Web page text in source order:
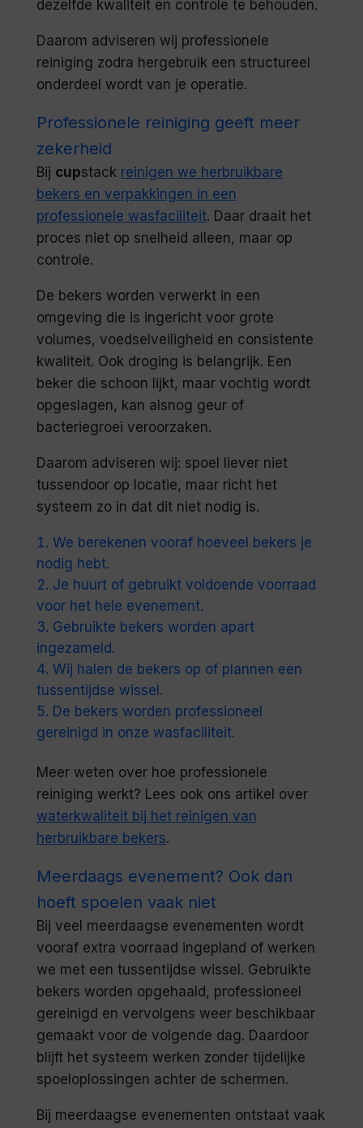
dezelfde kwaliteit en controle te behouden.
Daarom adviseren wij professionele
reiniging zodra hergebruik een structureel
onderdeel wordt van je operatie.
Professionele reiniging geeft meer
zekerheid
Bij cupstack reinigen we herbruikbare
bekers en verpakkingen in een
professionele wasfaciliteit. Daar draait het
proces niet op snelheid alleen, maar op
controle.
De bekers worden verwerkt in een
omgeving die is ingericht voor grote
volumes, voedselveiligheid en consistente
kwaliteit. Ook droging is belangrijk. Een
beker die schoon lijkt, maar vochtig wordt
opgeslagen, kan alsnog geur of
bacteriegroei veroorzaken.
Daarom adviseren wij: spoel liever niet
tussendoor op locatie, maar richt het
systeem zo in dat dit niet nodig is.
We berekenen vooraf hoeveel bekers je
nodig hebt.
Je huurt of gebruikt voldoende voorraad
voor het hele evenement.
Gebruikte bekers worden apart
ingezameld.
Wij halen de bekers op of plannen een
tussentijdse wissel.
De bekers worden professioneel
gereinigd in onze wasfaciliteit.
Meer weten over hoe professionele
reiniging werkt? Lees ook ons artikel over
waterkwaliteit bij het reinigen van
herbruikbare bekers.
Meerdaags evenement? Ook dan
hoeft spoelen vaak niet
Bij veel meerdaagse evenementen wordt
vooraf extra voorraad ingepland of werken
we met een tussentijdse wissel. Gebruikte
bekers worden opgehaald, professioneel
gereinigd en vervolgens weer beschikbaar
gemaakt voor de volgende dag. Daardoor
blijft het systeem werken zonder tijdelijke
spoeloplossingen achter de schermen.
Bij meerdaagse evenementen ontstaat vaak